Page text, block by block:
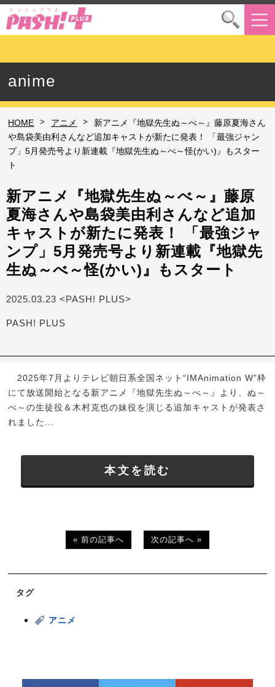
anime
HOME > アニメ >
新アニメ『地獄先生ぬ～べ～』藤原夏海さん
や島袋美由利さんなど追加キャストが新たに発表！ 「最強ジャン
プ」5月発売号より新連載『地獄先生ぬ～べ～怪(かい)』もスター
ト
新アニメ『地獄先生ぬ～べ～』藤原
夏海さんや島袋美由利さんなど追加
キャストが新たに発表！ 「最強ジャ
ンプ」5月発売号より新連載『地獄先
生ぬ～べ～怪(かい)』もスタート
2025.03.23 <PASH! PLUS>
PASH! PLUS
2025年7月よりテレビ朝日系全国ネット“IMAnimation W”枠
にて放送開始となる新アニメ『地獄先生ぬ～べ～』より、ぬ～
べ～の生徒役＆木村克也の妹役を演じる追加キャストが発表さ
れました...
本文を読む
« 前の記事へ 次の記事へ »
タグ
アニメ